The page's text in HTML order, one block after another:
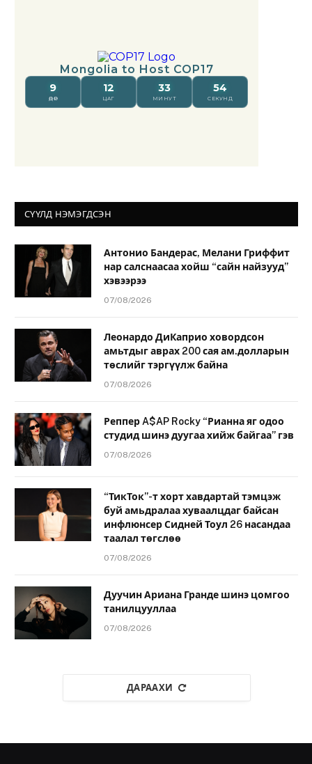
СҮҮЛД НЭМЭГДСЭН
Антонио Бандерас, Мелани Гриффит
нар салснаасаа хойш “сайн найзууд”
хэвээрээ
07/08/2026
Леонардо ДиКаприо ховордсон
амьтдыг аврах 200 сая ам.долларын
төслийг тэргүүлж байна
07/08/2026
Реппер A$AP Rocky “Рианна яг одоо
студид шинэ дуугаа хийж байгаа” гэв
07/08/2026
“ТикТок”-т хорт хавдартай тэмцэж
буй амьдралаа хуваалцдаг байсан
инфлюнсер Сидней Тоул 26 насандаа
таалал төгслөө
07/08/2026
Дуучин Ариана Гранде шинэ цомгоо
танилцууллаа
07/08/2026
ДАРААХИ